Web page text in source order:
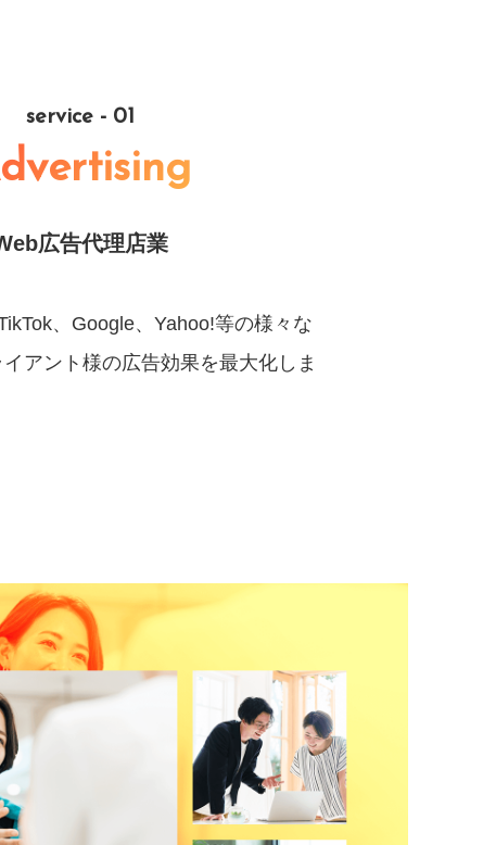
service - 01
広告代理店業
、Google、Yahoo!等の様々な
アント様の広告効果を最大化しま